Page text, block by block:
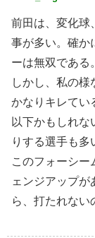
前田は、変化球
事が多い。確か
ーは無双である。
しかし、私の様
かなりキレてい
以下かもしれな
りする選手も多
このフォーシー
ェンジアップ
ら、打たれない